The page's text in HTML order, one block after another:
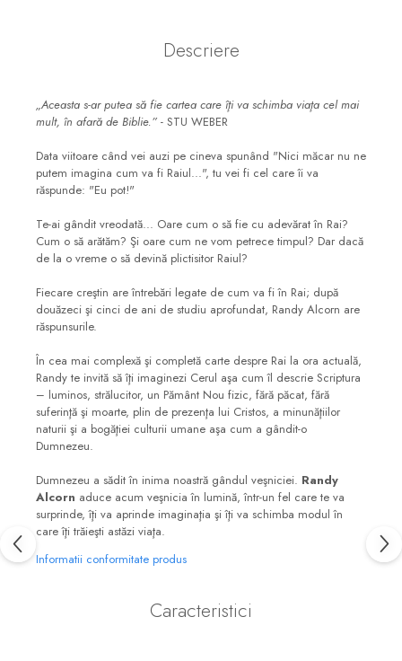
Finanțe
Romane, Nuvele și Povestiri
Biografii
Poezii
Descriere
„Aceasta s-ar putea să fie cartea care îţi va schimba viaţa cel mai
mult, în afară de Biblie.” - STU WEBER
Data viitoare când vei auzi pe cineva spunând "Nici măcar nu ne
putem imagina cum va fi Raiul...", tu vei fi cel care îi va
răspunde: "Eu pot!"
Te-ai gândit vreodată... Oare cum o să fie cu adevărat în Rai?
Cum o să arătăm? Şi oare cum ne vom petrece timpul? Dar dacă
de la o vreme o să devină plictisitor Raiul?
Fiecare creştin are întrebări legate de cum va fi în Rai; după
douăzeci şi cinci de ani de studiu aprofundat, Randy Alcorn are
răspunsurile.
În cea mai complexă şi completă carte despre Rai la ora actuală,
Randy te invită să îţi imaginezi Cerul aşa cum îl descrie Scriptura
– luminos, strălucitor, un Pământ Nou fizic, fără păcat, fără
suferinţă şi moarte, plin de prezenţa lui Cristos, a minunăţiilor
naturii şi a bogăţiei culturii umane aşa cum a gândit-o
Dumnezeu.
Dumnezeu a sădit în inima noastră gândul veşniciei. Randy
Alcorn aduce acum veşnicia în lumină, într-un fel care te va
surprinde, îţi va aprinde imaginaţia şi îţi va schimba modul în
care îţi trăieşti astăzi viaţa.
Informatii conformitate produs
Caracteristici